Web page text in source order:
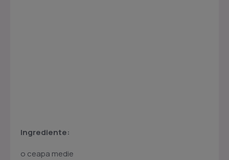
Ingrediente:
o ceapa medie